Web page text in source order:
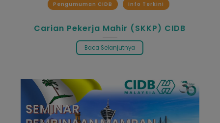
Pengumuman CIDB Info Terkini
Carian Pekerja Mahir (SKKP) CIDB
Baca Selanjutnya